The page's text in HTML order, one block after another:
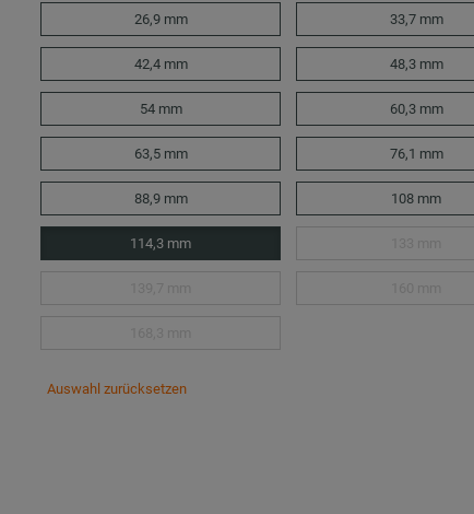
26,9 mm 33,7 mm
42,4 mm 48,3 mm
54 mm 60,3 mm
63,5 mm 76,1 mm
88,9 mm 108 mm
114,3 mm
Auswahl zurücksetzen